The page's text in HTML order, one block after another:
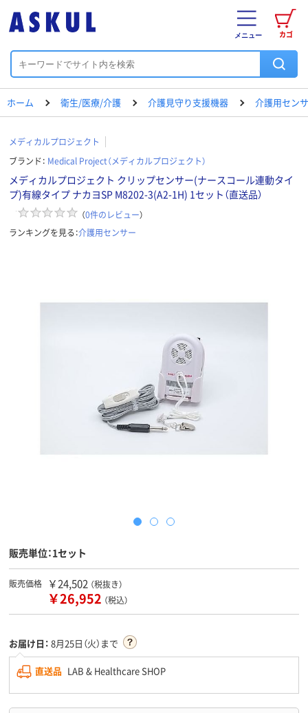
カゴ
メニュー
ホーム 衛生/医療/介護 介護見守り支援機器 介護用セン
メディカルプロジェクト
ブランド： Medical Project（メディカルプロジェクト）
メディカルプロジェクト クリップセンサー(ナースコール連動タイ
プ)有線タイプ ナカヨSP M8202-3(A2-1H) 1セット（直送品）
（0件のレビュー）
ランキングを見る：介護用センサー
販売単位：1セット
販売価格 ￥24,502 （税抜き）
￥26,952 （税込）
お届け日： 8月25日（火）まで
直送品 LAB & Healthcare SHOP